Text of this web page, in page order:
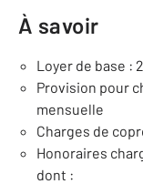
À savoir
Loyer de base :
Provision pour
mensuelle
Charges de
Honoraires
dont :